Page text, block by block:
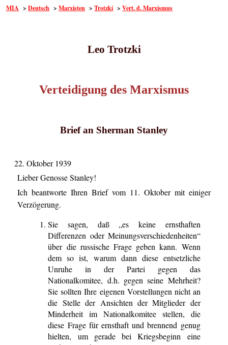
MIA >Deutsch >Marxisten >Trotzki >Vert. d. Marxismus
Leo Trotzki
Verteidigung des Marxismus
Brief an Sherman Stanley
22. Oktober 1939
Lieber Genosse Stanley!
Ich beantworte Ihren Brief vom 11. Oktober mit einiger
Verzögerung.
Sie sagen, daß „es keine ernsthaften
Differenzen oder Meinungsverschiedenheiten“
über die russische Frage geben kann. Wenn
dem so ist, warum dann diese entsetzliche
Unruhe in der Partei gegen das
Nationalkomitee, d.h. gegen seine Mehrheit?
Sie sollten Ihre eigenen Vorstellungen nicht an
die Stelle der Ansichten der Mitglieder der
Minderheit im Nationalkomitee stellen, die
diese Frage für ernsthaft und brennend genug
hielten, um gerade bei Kriegsbeginn eine